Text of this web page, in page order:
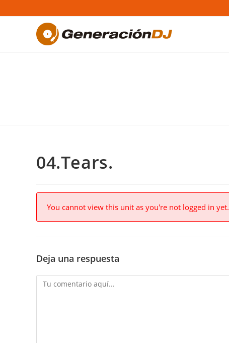
al
04.Tears.
You cannot view this unit as you're not logged in yet.
Deja una respuesta
Comment